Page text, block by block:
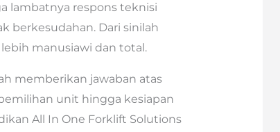
lambatnya respons teknisi
berkesudahan. Dari sinilah
manusiawi dan total.
memberikan jawaban atas
unit hingga kesiapan
All In One Forklift Solutions